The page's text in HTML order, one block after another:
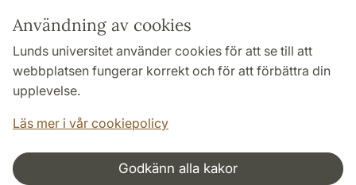
Användning av cookies
Lunds universitet använder cookies för att se till att
webbplatsen fungerar korrekt och för att förbättra din
upplevelse.
Läs mer i vår cookiepolicy
Godkänn alla kakor
TYPO3-login
Följ oss i sociala medier